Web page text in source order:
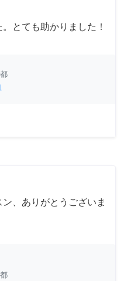
とても助かりました！
、ありがとうございま